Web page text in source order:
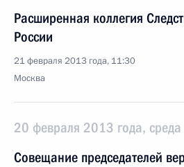
Расширенная коллегия
России
21 февраля 2013 года, 11:30
Москва
20 февраля 2013 года, среда
Совещание председателей